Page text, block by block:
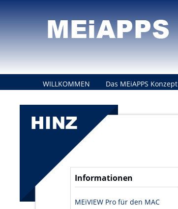
WILLKOMMEN Das MEiAPPS Konzept
Informationen
MEiVIEW Pro für den MAC